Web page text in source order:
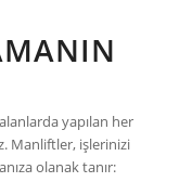
yapılan her
Manliftler, işlerinizi
olanak tanır: